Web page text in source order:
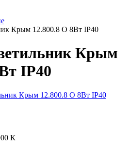
Крым 12.800.8 О 8Вт IP40
Крым
IP40
К